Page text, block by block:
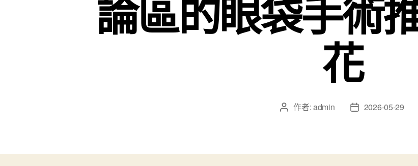
論區的眼袋手術
花
文 作者:admin
文
日
2026-05-29